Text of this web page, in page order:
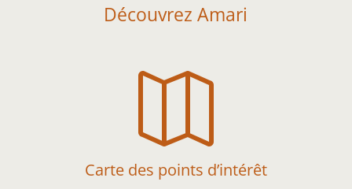
Découvrez Amari

Carte des points d’intérêt